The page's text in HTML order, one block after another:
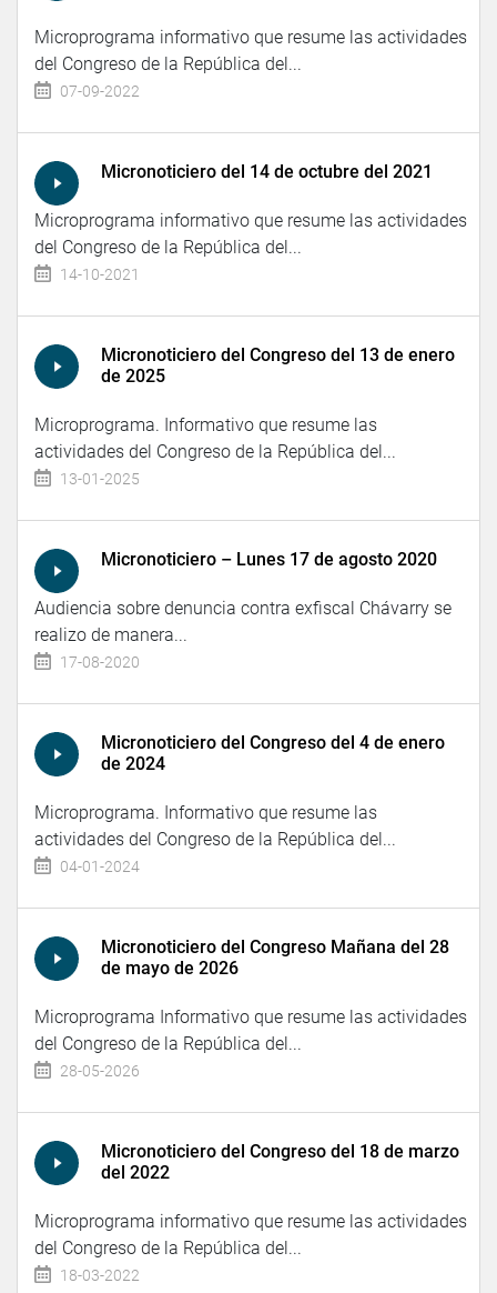
Microprograma informativo que resume las actividades
del Congreso de la República del...
07-09-2022
Micronoticiero del 14 de octubre del 2021
Microprograma informativo que resume las actividades
del Congreso de la República del...
14-10-2021
Micronoticiero del Congreso del 13 de enero
de 2025
Microprograma. Informativo que resume las
actividades del Congreso de la República del...
13-01-2025
Micronoticiero – Lunes 17 de agosto 2020
Audiencia sobre denuncia contra exfiscal Chávarry se
realizo de manera...
17-08-2020
Micronoticiero del Congreso del 4 de enero
de 2024
Microprograma. Informativo que resume las
actividades del Congreso de la República del...
04-01-2024
Micronoticiero del Congreso Mañana del 28
de mayo de 2026
Microprograma Informativo que resume las actividades
del Congreso de la República del...
28-05-2026
Micronoticiero del Congreso del 18 de marzo
del 2022
Microprograma informativo que resume las actividades
del Congreso de la República del...
18-03-2022